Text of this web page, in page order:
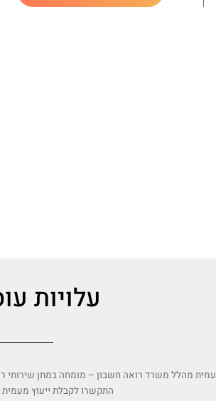
עלויות
עמית מהלל משרד רואה חשבון – מומחה במתן שירותי
התקשרו לקבלת ייעוץ